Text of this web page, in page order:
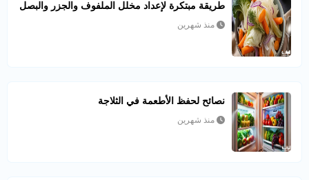
طريقة مبتكرة لإعداد مخلل الملفوف والجزر والبصل
منذ شهرين
نصائح لحفظ الأطعمة في الثلاجة
منذ شهرين